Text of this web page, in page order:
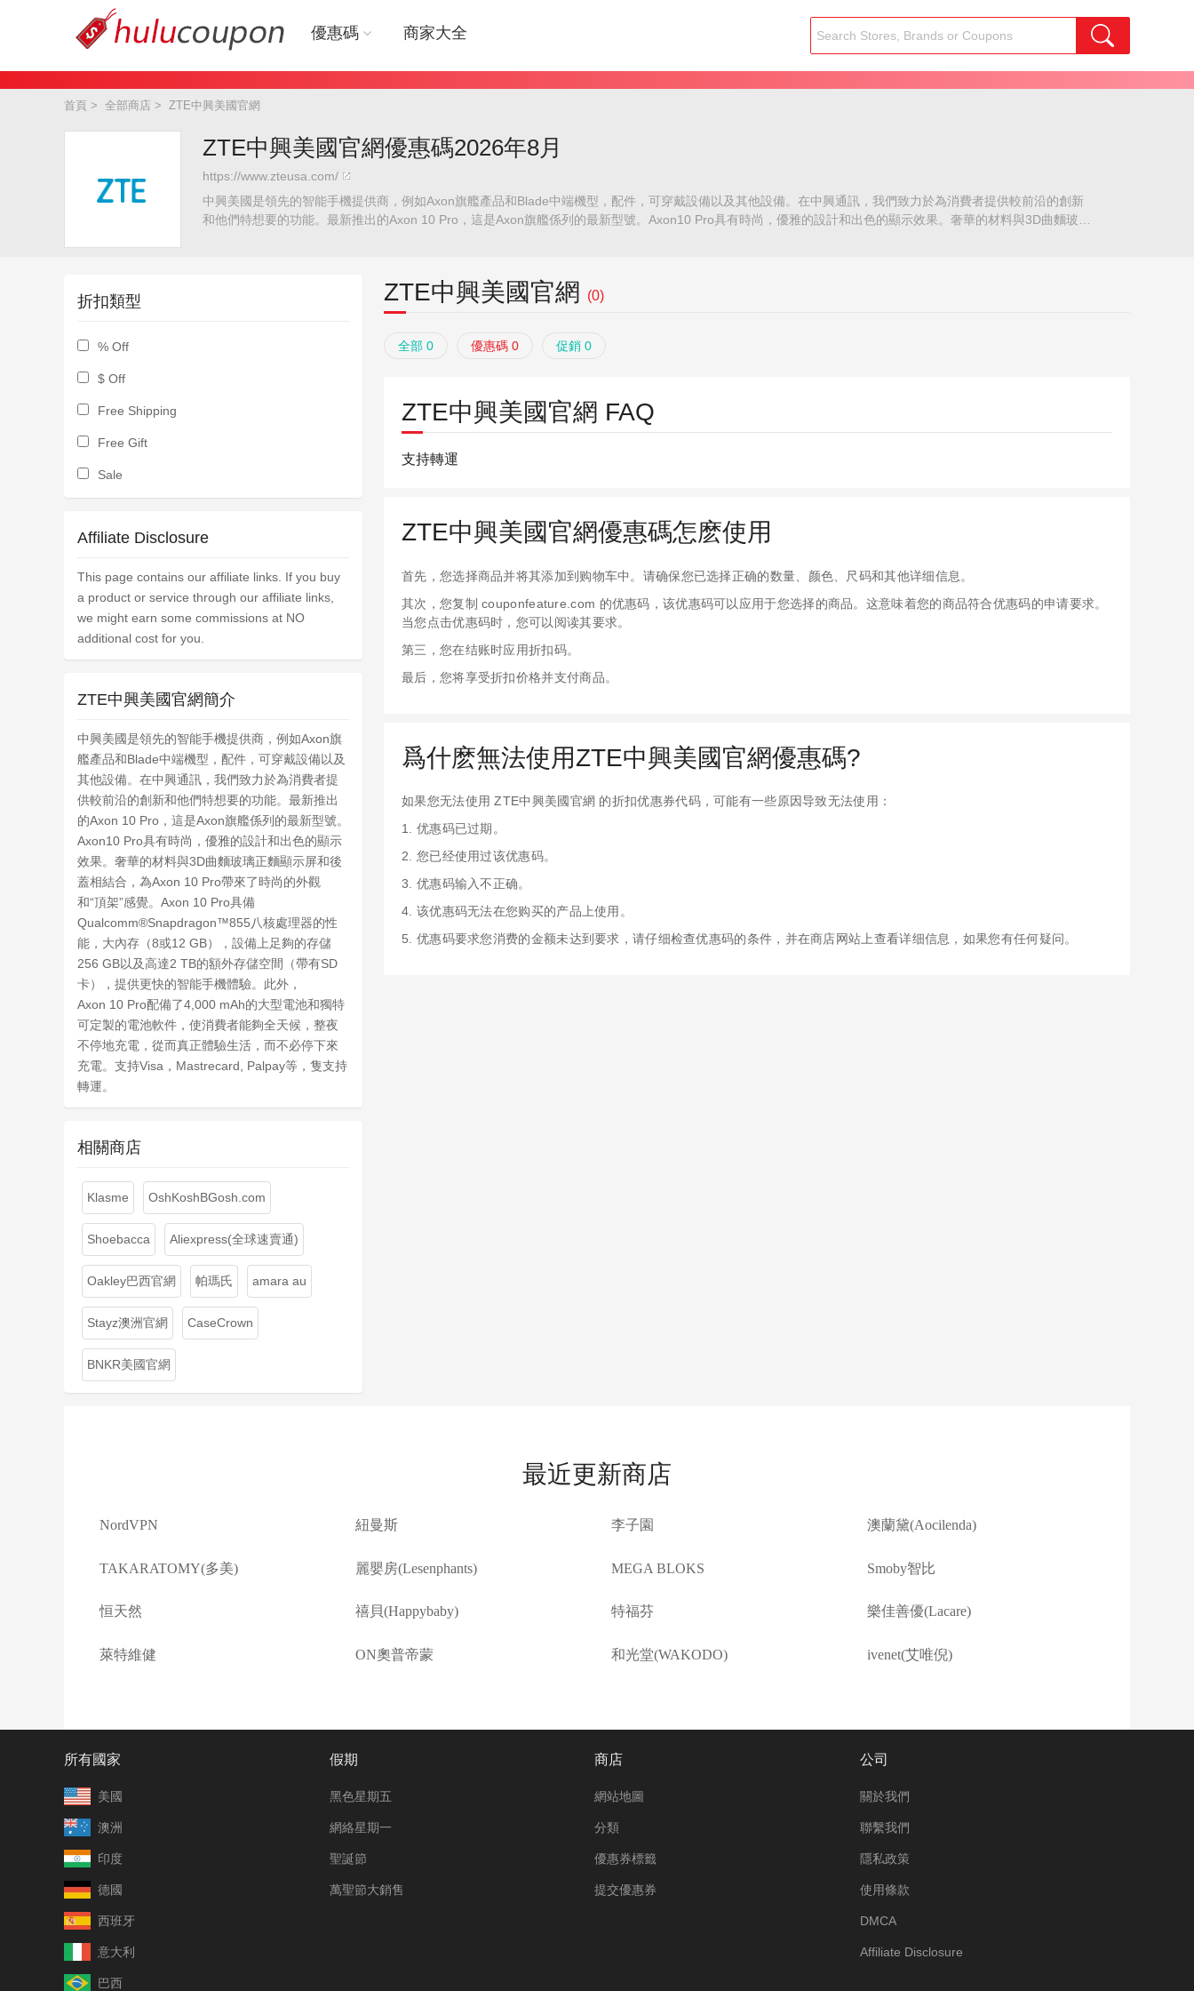
優惠碼 商家大全
首頁 > 全部商店 > ZTE中興美國官網
ZTE中興美國官網優惠碼2026年8月
https://www.zteusa.com/
中興美國是領先的智能手機提供商，例如Axon旗艦產品和Blade中端機型，配件，可穿戴設備以及其他設備。在中興通訊，我們致力於為消費者提供較前沿的創新
和他們特想要的功能。最新推出的Axon 10 Pro，這是Axon旗艦係列的最新型號。Axon10 Pro具有時尚，優雅的設計和出色的顯示效果。奢華的材料與3D曲麵玻璃
ZTE中興美國官網 (0)
全部 0 優惠碼 0 促銷 0
ZTE中興美國官網 FAQ
支持轉運
ZTE中興美國官網優惠碼怎麽使用
首先，您选择商品并将其添加到购物车中。请确保您已选择正确的数量、颜色、尺码和其他详细信息。
其次，您复制 couponfeature.com 的优惠码，该优惠码可以应用于您选择的商品。这意味着您的商品符合优惠码的申请要求。
当您点击优惠码时，您可以阅读其要求。
第三，您在结账时应用折扣码。
最后，您将享受折扣价格并支付商品。
爲什麽無法使用ZTE中興美國官網優惠碼?
如果您无法使用 ZTE中興美國官網 的折扣优惠券代码，可能有一些原因导致无法使用：
1. 优惠码已过期。
2. 您已经使用过该优惠码。
3. 优惠码输入不正确。
4. 该优惠码无法在您购买的产品上使用。
5. 优惠码要求您消费的金额未达到要求，请仔细检查优惠码的条件，并在商店网站上查看详细信息，如果您有任何疑问。
折扣類型
% Off
$ Off
Free Shipping
Free Gift
Sale
Affiliate Disclosure
This page contains our affiliate links. If you buy
a product or service through our affiliate links,
we might earn some commissions at NO
additional cost for you.
ZTE中興美國官網簡介
中興美國是領先的智能手機提供商，例如Axon旗
艦產品和Blade中端機型，配件，可穿戴設備以及
其他設備。在中興通訊，我們致力於為消費者提
供較前沿的創新和他們特想要的功能。最新推出
的Axon 10 Pro，這是Axon旗艦係列的最新型號。
Axon10 Pro具有時尚，優雅的設計和出色的顯示
效果。奢華的材料與3D曲麵玻璃正麵顯示屏和後
蓋相結合，為Axon 10 Pro帶來了時尚的外觀
和“頂架”感覺。Axon 10 Pro具備
Qualcomm®Snapdragon™855八核處理器的性
能，大內存（8或12 GB），設備上足夠的存儲
256 GB以及高達2 TB的額外存儲空間（帶有SD
卡），提供更快的智能手機體驗。此外，
Axon 10 Pro配備了4,000 mAh的大型電池和獨特
可定製的電池軟件，使消費者能夠全天候，整夜
不停地充電，從而真正體驗生活，而不必停下來
充電。支持Visa，Mastrecard, Palpay等，隻支持
轉運。
相關商店
Klasme OshKoshBGosh.com
Shoebacca Aliexpress(全球速賣通)
Oakley巴西官網 帕瑪氏 amara au
Stayz澳洲官網 CaseCrown
BNKR美國官網
最近更新商店
NordVPN 紐曼斯 李子園 澳蘭黛(Aocilenda)
TAKARATOMY(多美) 麗嬰房(Lesenphants) MEGA BLOKS Smoby智比
恒天然 禧貝(Happybaby) 特福芬 樂佳善優(Lacare)
萊特維健 ON奧普帝蒙 和光堂(WAKODO) ivenet(艾唯倪)
所有國家
美國
澳洲
印度
德國
西班牙
意大利
巴西
假期
黑色星期五
網絡星期一
聖誕節
萬聖節大銷售
商店
網站地圖
分類
優惠券標籤
提交優惠券
公司
關於我們
聯繫我們
隱私政策
使用條款
DMCA
Affiliate Disclosure